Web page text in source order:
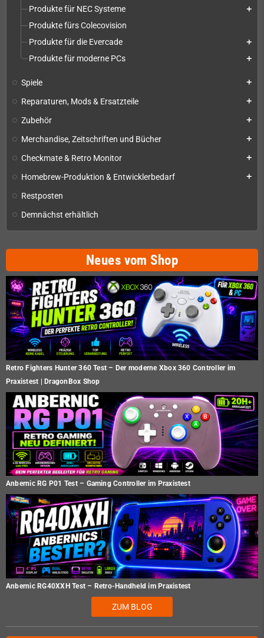
Produkte für NEC Systeme add
Produkte fürs Colecovision
Produkte für die Evercade
add
Produkte für moderne PCs add
Spiele add
Reparaturen, Mods & Ersatzteile add
Zubehör add
Merchandise, Zeitschriften und Bücher add
Checkmate & Retro Monitor add
Homebrew-Produktion & Entwicklerbedarf add
Restposten
Demnächst erhältlich
Neues vom Shop
Retro Fighters Hunter 360 Test – Der moderne Xbox 360 Controller im
Praxistest | DragonBox Shop
Anbernic RG P01 Test – Gaming Controller im Praxistest
Anbernic RG40XXH Test – Retro-Handheld im Praxistest
ZUM BLOG